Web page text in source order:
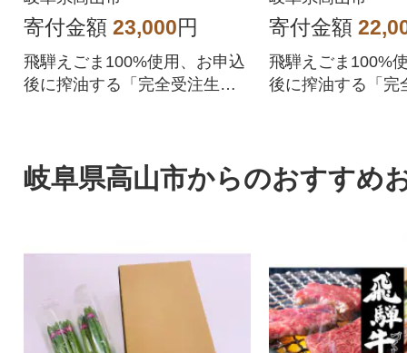
b533
寄付金額 23,000円
飛騨えごま100%使用、お申込
後に搾油する「完全受注生
寄付金額
飛騨えごま100%
後に搾油する「完
岐阜県高山市からのおすすめ